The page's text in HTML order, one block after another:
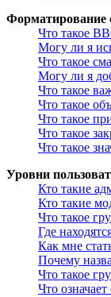
Форматирование
Что такое
Могу ли я
Что такое
Могу ли я
Что такое
Что такое
Что такое
Что такое
Что такое
Уровни
Кто такие
Кто такие
Что такое
Где
Как мне
Почему
Что такое
Что